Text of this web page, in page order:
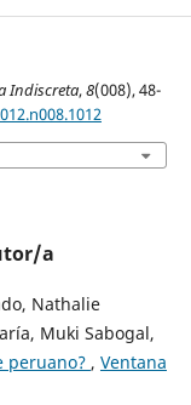
Indiscreta,8(008), 48-
a
Nathalie
Muki Sabogal,
peruano? , Ventana